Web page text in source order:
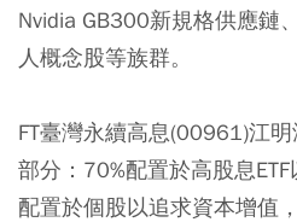
Nvidia GB300新規格供應鏈
人概念股等族群。
FT臺灣永續高息(00961)江
部分：70%配置於高股息
配置於個股以追求資本增值